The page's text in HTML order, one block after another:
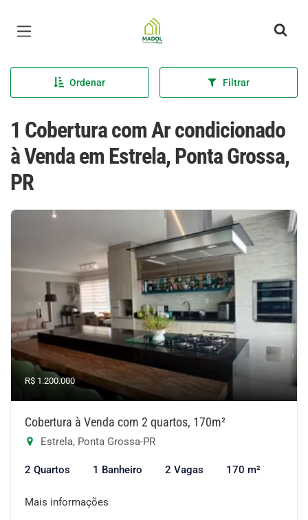
Página inicial
Ordenar Filtrar
1 Cobertura com Ar condicionado
à Venda em Estrela, Ponta Grossa,
PR
R$ 1.200.000
Cobertura à Venda com 2 quartos, 170m²
Estrela, Ponta Grossa-PR
2 Quartos 1 Banheiro 2 Vagas 170 m²
Mais informações